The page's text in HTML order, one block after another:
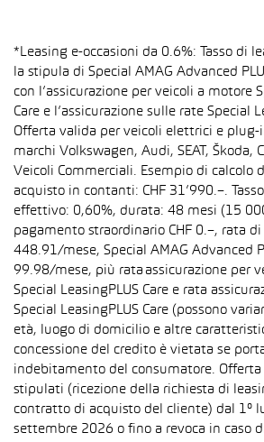
*Leasing e-occasioni da 0.6%: Tasso di
la stipula di Special AMAG Advanced
con l’assicurazione per veicoli a motore
Care e l’assicurazione sulle rate Special
Offerta valida per veicoli elettrici e plug-
marchi Volkswagen, Audi, SEAT, Škoda,
Veicoli Commerciali. Esempio di calcolo
acquisto in contanti: CHF 31’990.–.
effettivo: 0,60%, durata: 48 mesi (15
pagamento straordinario CHF 0.–, rata di
448.91/mese, Special AMAG Advanced
99.98/mese, più rata assicurazione per
Special LeasingPLUS Care e rata
Special LeasingPLUS Care (possono
età, luogo di domicilio e altre
concessione del credito è vietata se
indebitamento del consumatore.
stipulati (ricezione della richiesta di
contratto di acquisto del cliente) dal 1°
settembre 2026 o fino a revoca in caso